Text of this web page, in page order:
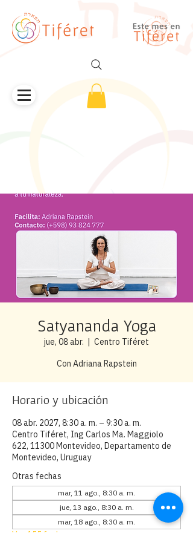
Satyananda Yoga
jue, 08 abr.
  |
Centro Tiféret
Con Adriana Rapstein
Horario y ubicación
08 abr. 2027, 8:30 a. m. – 9:30 a. m.
Centro Tiféret, Ing Carlos Ma. Maggiolo
622, 11300 Montevideo, Departamento de
Montevideo, Uruguay
Otras fechas
mar, 11 ago., 8:30 a. m.
jue, 13 ago., 8:30 a. m.
mar, 18 ago., 8:30 a. m.
Ver 155 fechas